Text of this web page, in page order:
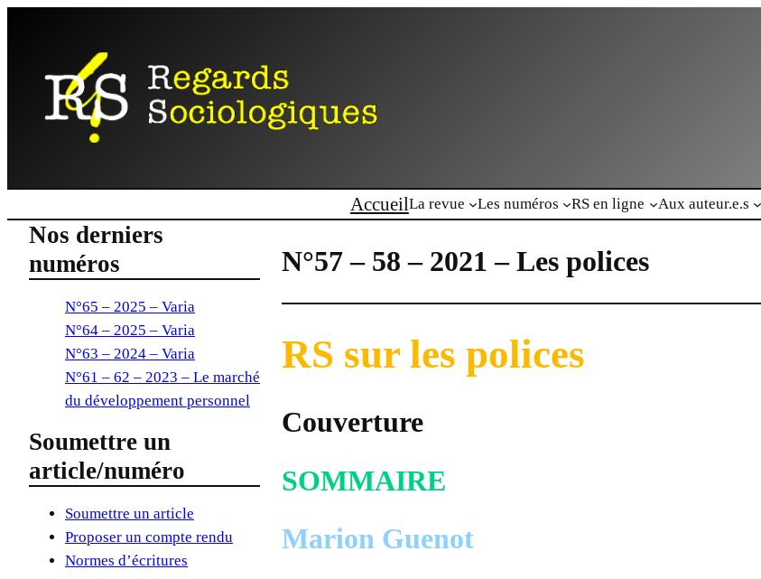
AccueilLa revue Les numéros RS en ligne Aux auteur.e.s
Nos derniers
numéros
N°65 – 2025 – Varia
N°64 – 2025 – Varia
N°63 – 2024 – Varia
N°61 – 62 – 2023 – Le marché
du développement personnel
Soumettre un
article/numéro
Soumettre un article
Proposer un compte rendu
Normes d’écritures
N°57 – 58 – 2021 – Les polices
RS sur les polices
Couverture
SOMMAIRE
Marion Guenot